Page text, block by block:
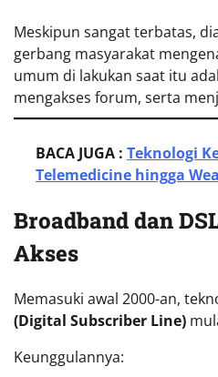
Meskipun sangat terbatas,
gerbang masyarakat
umum di lakukan saat itu
mengakses forum, serta
BACA JUGA : Teknologi
Telemedicine hingga
Broadband dan
Akses
Memasuki awal 2000-an,
(Digital Subscriber Line)
Keunggulannya: